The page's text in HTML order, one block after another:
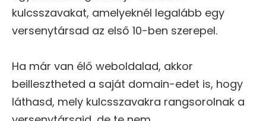
kulcsszavakat, amelyeknél legalább egy
versenytársad az első 10-ben szerepel.
Ha már van élő weboldalad, akkor
beillesztheted a saját domain-edet is, hogy
láthasd, mely kulcsszavakra rangsorolnak a